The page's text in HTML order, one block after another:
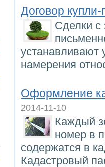
Договор
Сделки с
устанавливают
намерения
Оформление
2014-11-10
Каждый
номер в
содержатся в
Кадастровый